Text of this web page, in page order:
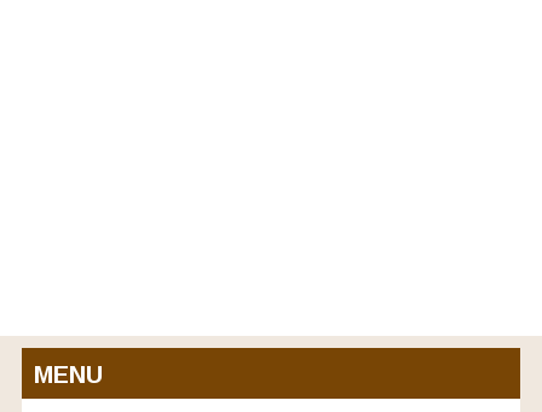
MENU